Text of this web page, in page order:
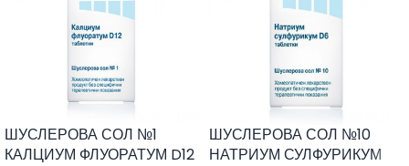
ШУСЛЕРОВА СОЛ №1
КАЛЦИУМ ФЛУОРАТУМ D12
ШУСЛЕРОВА СОЛ №10
НАТРИУМ СУЛФУРИКУМ